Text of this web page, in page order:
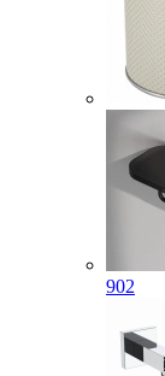
902